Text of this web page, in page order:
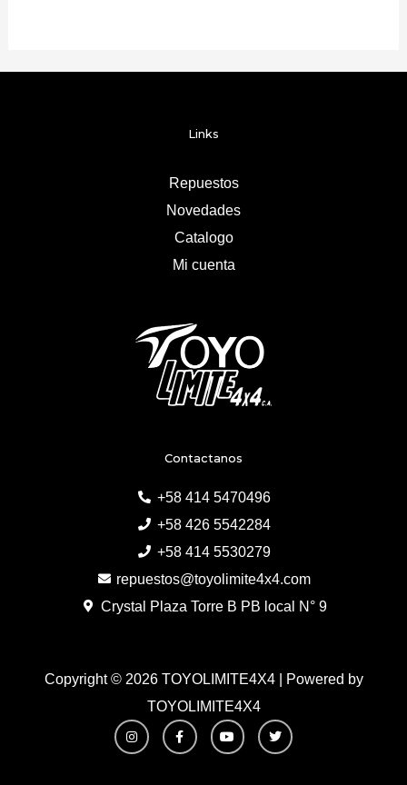
Contactanos
+58 414 5470496
+58 426 5542284
+58 414 5530279
repuestos@toyolimite4x4.com
Crystal Plaza Torre B PB local N° 9
Links
Repuestos
Novedades
Catalogo
Mi cuenta
Copyright © 2026 TOYOLIMITE4X4 | Powered by
TOYOLIMITE4X4
I
n
s
F
a
c
Y
o
u
T
w
i